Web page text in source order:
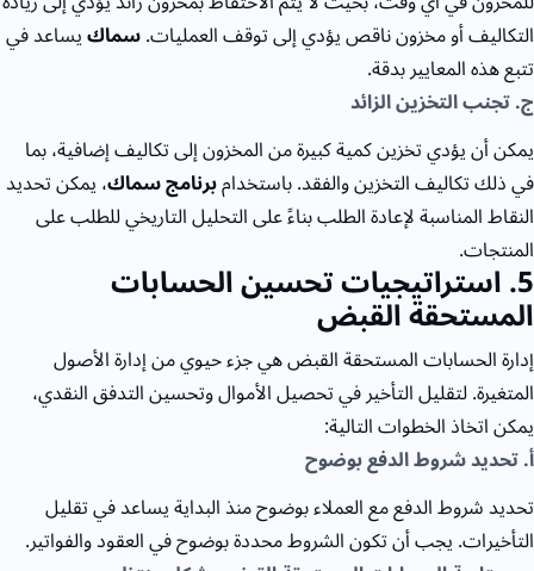
التكاليف أو مخزون ناقص يؤدي إلى توقف العمليات.سماكيساعد في
تتبع هذه المعايير بدقة.
ج. تجنب التخزين الزائد
يمكن أن يؤدي تخزين كمية كبيرة من المخزون إلى تكاليف إضافية، بما
في ذلك تكاليف التخزين والفقد. باستخدامبرنامج سماك، يمكن تحديد
النقاط المناسبة لإعادة الطلب بناءً على التحليل التاريخي للطلب على
المنتجات.
5. استراتيجيات تحسين الحسابات
المستحقة القبض
إدارة الحسابات المستحقة القبض هي جزء حيوي من إدارة الأصول
المتغيرة. لتقليل التأخير في تحصيل الأموال وتحسين التدفق النقدي،
يمكن اتخاذ الخطوات التالية:
أ. تحديد شروط الدفع بوضوح
تحديد شروط الدفع مع العملاء بوضوح منذ البداية يساعد في تقليل
التأخيرات. يجب أن تكون الشروط محددة بوضوح في العقود والفواتير.